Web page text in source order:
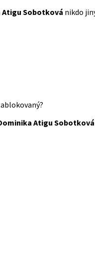
Atigu Sobotková nikdo
Atigu Sobotková